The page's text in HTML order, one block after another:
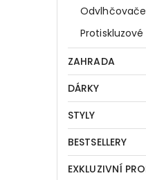
ZAHRADA
DÁRKY
STYLY
BESTSELLERY
EXKLUZIVNÍ